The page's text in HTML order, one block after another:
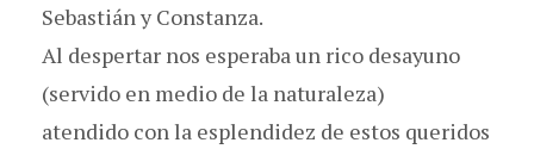
Sebastián y Constanza.
Al despertar nos esperaba un rico desayuno
(servido en medio de la naturaleza)
atendido con la esplendidez de estos queridos